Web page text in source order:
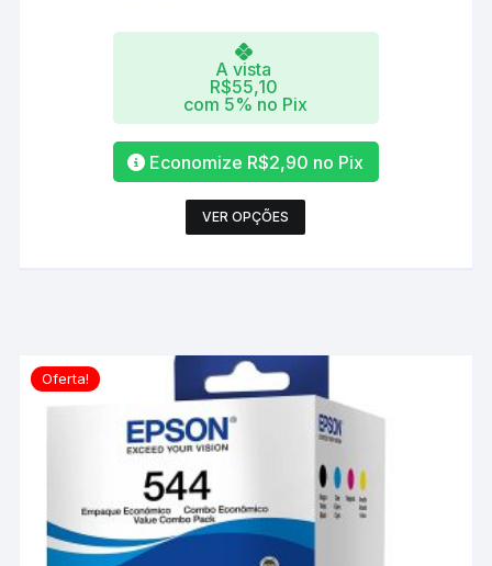
A vista
R$55,10
com 5% no Pix
Economize R$2,90 no Pix
VER OPÇÕES
produto
podem
ser
escolhidas
na
página
do
produto
Oferta!